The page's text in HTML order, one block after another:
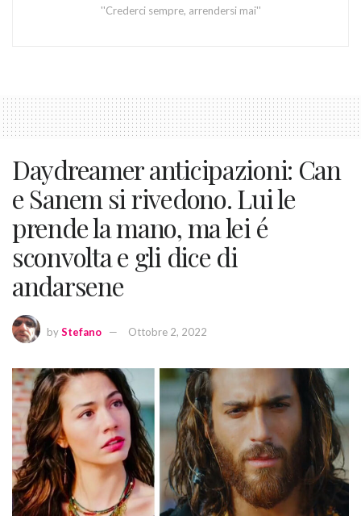
''Crederci sempre, arrendersi mai''
Daydreamer anticipazioni: Can
e Sanem si rivedono. Lui le
prende la mano, ma lei é
sconvolta e gli dice di
andarsene
byStefano Ottobre 2, 2022